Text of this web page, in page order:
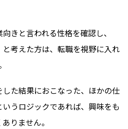
きと言われる性格を確認し、
と考えた方は、転職を視野に入れ
た結果におこなった、ほかの仕
うロジックであれば、興味をも
りません。